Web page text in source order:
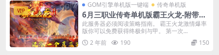
VIP
GOM引擎单机版一键端 传奇单机版
6月三职业传奇单机版霸王火龙-附带G
M后台
此服务器必须阅读策略指南。 霸王火龙激情爆率
版你可以免费获得终极剑与甲。 第一次...
2 年前
190 150